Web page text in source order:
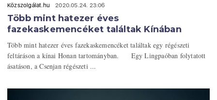
Közszolgálat.hu 2020.05.24. 23:06
Több mint hatezer éves
fazekaskemencéket találtak Kínában
Több mint hatezer éves fazekaskemencéket találtak egy régészeti
feltáráson a kínai Honan tartományban. Egy Lingpaóban folytatott
ásatáson, a Csenjan régészeti ...